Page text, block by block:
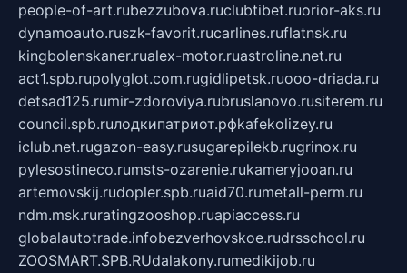
people-of-art.rubezzubova.ruclubtibet.ruorior-aks.ru
dynamoauto.ruszk-favorit.rucarlines.ruflatnsk.ru
kingbolenskaner.rualex-motor.ruastroline.net.ru
act1.spb.rupolyglot.com.rugidlipetsk.ruooo-driada.ru
detsad125.rumir-zdoroviya.rubruslanovo.rusiterem.ru
council.spb.ruлодкипатриот.рфkafekolizey.ru
iclub.net.rugazon-easy.rusugarepilekb.rugrinox.ru
pylesostineco.rumsts-ozarenie.rukameryjooan.ru
artemovskij.rudopler.spb.ruaid70.rumetall-perm.ru
ndm.msk.ruratingzooshop.ruapiaccess.ru
globalautotrade.infobezverhovskoe.rudrsschool.ru
ZOOSMART.SPB.RUdalakony.rumedikijob.ru